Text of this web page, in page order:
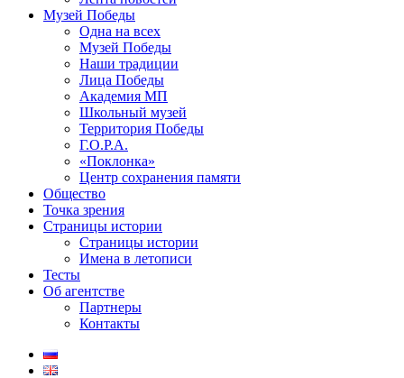
Музей Победы
Одна на всех
Музей Победы
Наши традиции
Лица Победы
Академия МП
Школьный музей
Территория Победы
Г.О.Р.А.
«Поклонка»
Центр сохранения памяти
Общество
Точка зрения
Страницы истории
Страницы истории
Имена в летописи
Тесты
Об агентстве
Партнеры
Контакты